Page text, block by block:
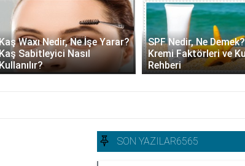
Waxı Nedir, Ne İşe Yarar?
Kaş Sabitleyici Nasıl
Kullanılır?
SPF Nedir, Ne
Kremi Faktörleri ve
Rehberi
SON YAZILAR6565